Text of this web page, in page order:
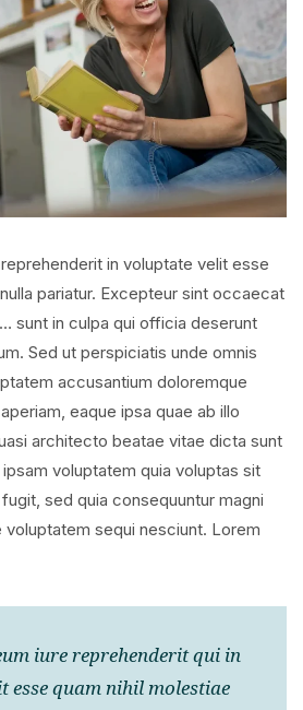
in voluptate velit esse
pariatur. Excepteur sint occaecat
sunt in culpa qui officia deserunt
Sed ut perspiciatis unde omnis
accusantium doloremque
eaque ipsa quae ab illo
architecto beatae vitae dicta sunt
voluptatem quia voluptas sit
sed quia consequuntur magni
sequi nesciunt. Lorem
iure reprehenderit qui in
esse quam nihil molestiae